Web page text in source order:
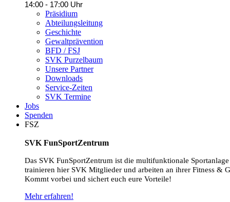
14:00 - 17:00 Uhr
Präsidium
Abteilungsleitung
Geschichte
Gewaltprävention
BFD / FSJ
SVK Purzelbaum
Unsere Partner
Downloads
Service-Zeiten
SVK Termine
Jobs
Spenden
FSZ
SVK FunSportZentrum
Das SVK FunSportZentrum ist die multifunktionale
trainieren hier SVK Mitglieder und arbeiten an ihrer Fitness &
Kommt vorbei und sichert euch eure Vorteile!
Mehr erfahren!